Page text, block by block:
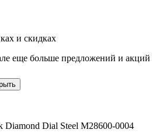
и скидках
еще больше предложений и акций
Diamond Dial Steel M28600-0004